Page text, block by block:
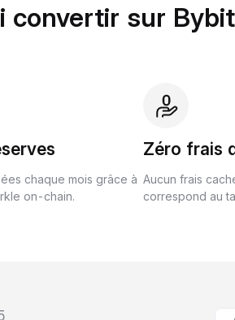
convertir sur Bybit
chaque mois grâce à
on-chain.
Zéro frais
Aucun frais
correspond au